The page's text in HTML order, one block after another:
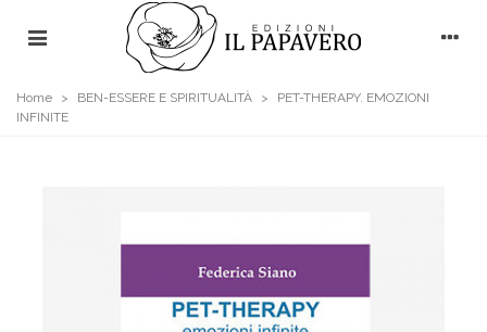
Home > BEN-ESSERE E SPIRITUALITÀ >
PET-THERAPY. EMOZIONI
INFINITE